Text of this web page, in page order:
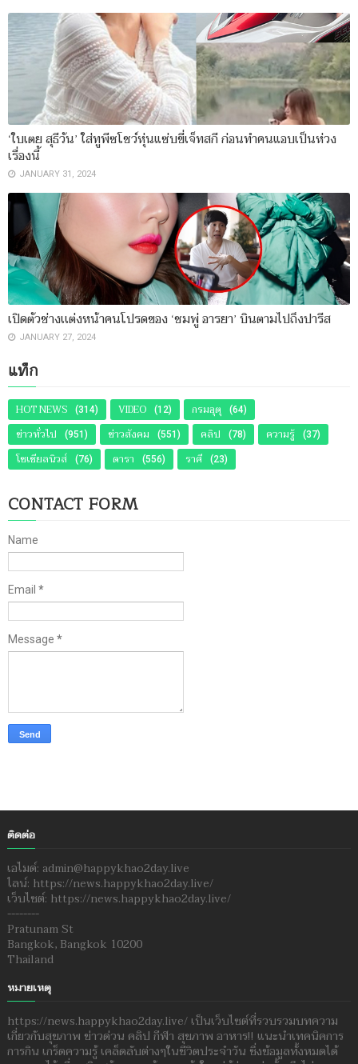
‘ใบเตย สุธีวัน’ ใส่ทูพีซโชว์หุ่นแซ่บขี่เจ็ทสกี ก่อนทำคนแอบเป็นห่วง
เรื่องนี้
JANUARY 31, 2024
เปิดตัวช่างเเต่งหน้าคนโปรดของ ‘ชมพู่ อารยา’ บินตามไปถึงปารีส
JANUARY 27, 2024
แท็ก
HOT NEWS (314) VIDEO (12) กรมอุตุ (64)
ข่าวทั่วไป (951) ข่าวสังคม (551) คลิป (78) ความรู้ (37)
โซเชียลนิวส์ (76) ดารา (556) ราศี (23)
CONTACT FORM
Name
Email *
Message *
ติดต่อ
เอไมด์: admin@happykhao2day.live
ไลน์: https://news.happykhao2day.live/
เว็บไซต์: https://news.happykhao2day.live/
--------
Pratunam St
Bangkok, Bangkok 10200
Thailand
หมายเหตุ
https://news.happykhao2day.live/ เป็นเว็บไซต์ที่รวบรวมบทความ
เกี่ยวกับสุขภาพ ข่าวด่วน คลิป กีฬา สุขภาพ อาหาร!! แนะนำเทคนิคการ
การกิน เกร็ดความรู้ เคล็ดลับต่างๆในชีวิตประจำวัน ซึ่งข้อมูลทั้งหมดได้